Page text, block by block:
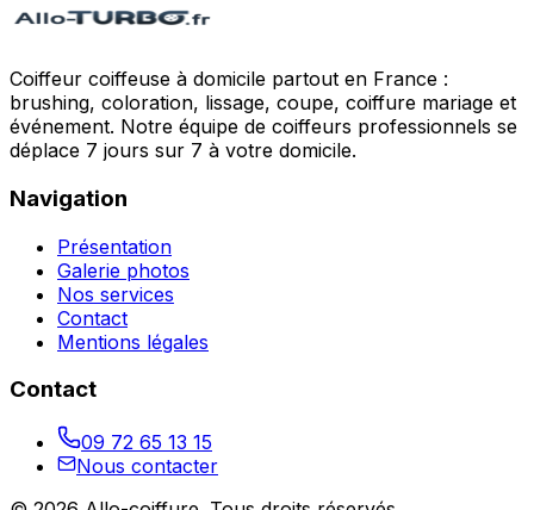
Coiffeur coiffeuse à domicile partout en France :
brushing, coloration, lissage, coupe, coiffure mariage et
événement. Notre équipe de coiffeurs professionnels se
déplace 7 jours sur 7 à votre domicile.
Navigation
Présentation
Galerie photos
Nos services
Contact
Mentions légales
Contact
09 72 65 13 15
Nous contacter